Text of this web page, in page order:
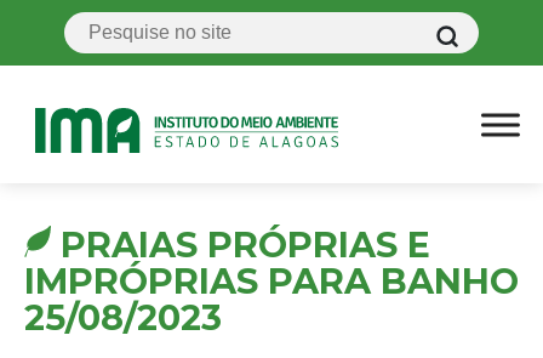
PRAIAS PRÓPRIAS E
IMPRÓPRIAS PARA BANHO
25/08/2023